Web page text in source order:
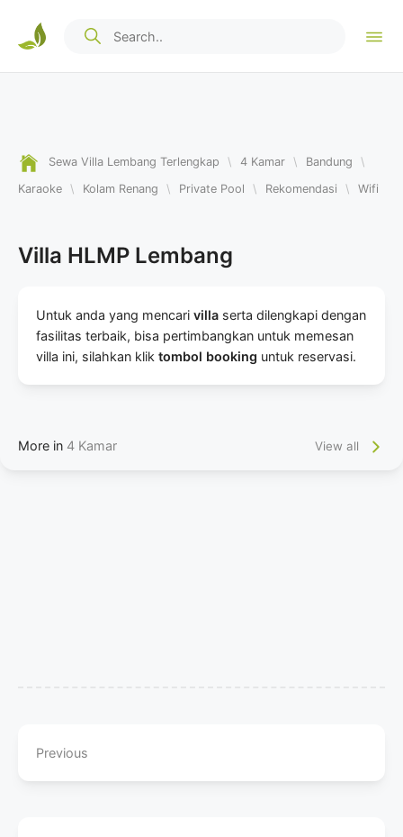
Sewa Villa Lembang Terlengkap \ 4 Kamar \ Bandung
\
Karaoke \ Kolam Renang \ Private Pool \ Rekomendasi \ Wifi
Villa HLMP Lembang
Untuk anda yang mencari villa serta dilengkapi dengan
fasilitas terbaik, bisa pertimbangkan untuk memesan
villa ini, silahkan klik tombol booking untuk reservasi.
More in 4 Kamar View all
Previous